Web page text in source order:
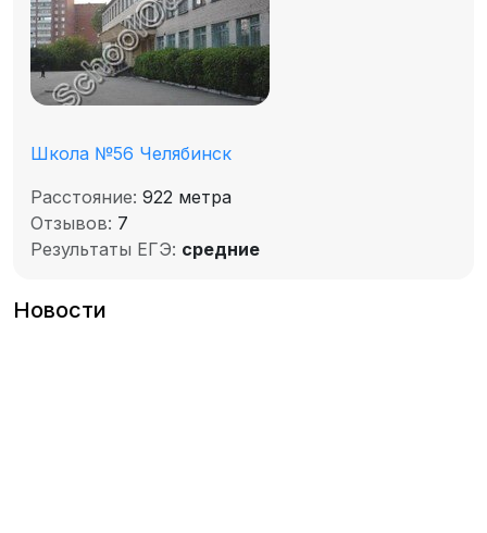
Школа №56 Челябинск
Расстояние: 922 метра
Отзывов: 7
Результаты ЕГЭ: средние
Новости